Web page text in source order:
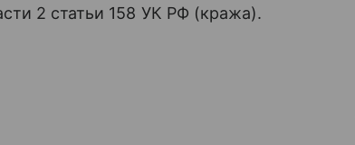
2 статьи 158 УК РФ (кража).